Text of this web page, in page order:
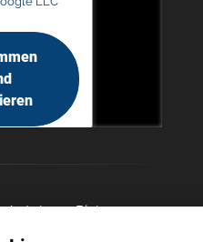
Autohaus Picker